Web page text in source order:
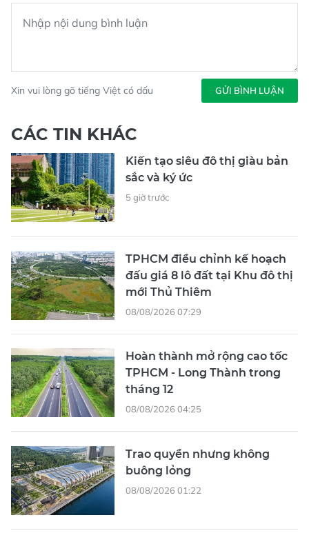
Xin vui lòng gõ tiếng Việt có dấu GỬI BÌNH LUẬN
CÁC TIN KHÁC
Kiến tạo siêu đô thị giàu bản
sắc và ký ức
5 giờ trước
TPHCM điều chỉnh kế hoạch
đấu giá 8 lô đất tại Khu đô thị
mới Thủ Thiêm
08/08/2026 07:29
Hoàn thành mở rộng cao tốc
TPHCM - Long Thành trong
tháng 12
08/08/2026 04:25
Trao quyền nhưng không
buông lỏng
08/08/2026 01:22